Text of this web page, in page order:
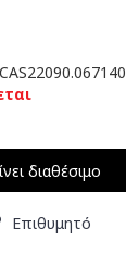
διαθέσιμο
Επιθυμητό